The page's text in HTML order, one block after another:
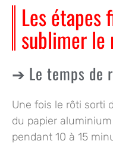
Les étapes
sublimer le
Le temps de
Une fois le rôti sorti
du papier
pendant 10 à 15